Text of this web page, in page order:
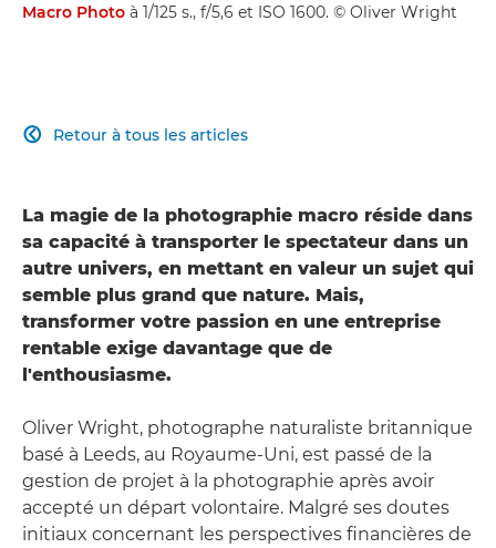
Macro Photo à 1/125 s., f/5,6 et ISO 1600. © Oliver Wright
Retour à tous les articles

La magie de la photographie macro réside dans
sa capacité à transporter le spectateur dans un
autre univers, en mettant en valeur un sujet qui
semble plus grand que nature. Mais,
transformer votre passion en une entreprise
rentable exige davantage que de
l'enthousiasme.
Oliver Wright, photographe naturaliste britannique
basé à Leeds, au Royaume-Uni, est passé de la
gestion de projet à la photographie après avoir
accepté un départ volontaire. Malgré ses doutes
initiaux concernant les perspectives financières de